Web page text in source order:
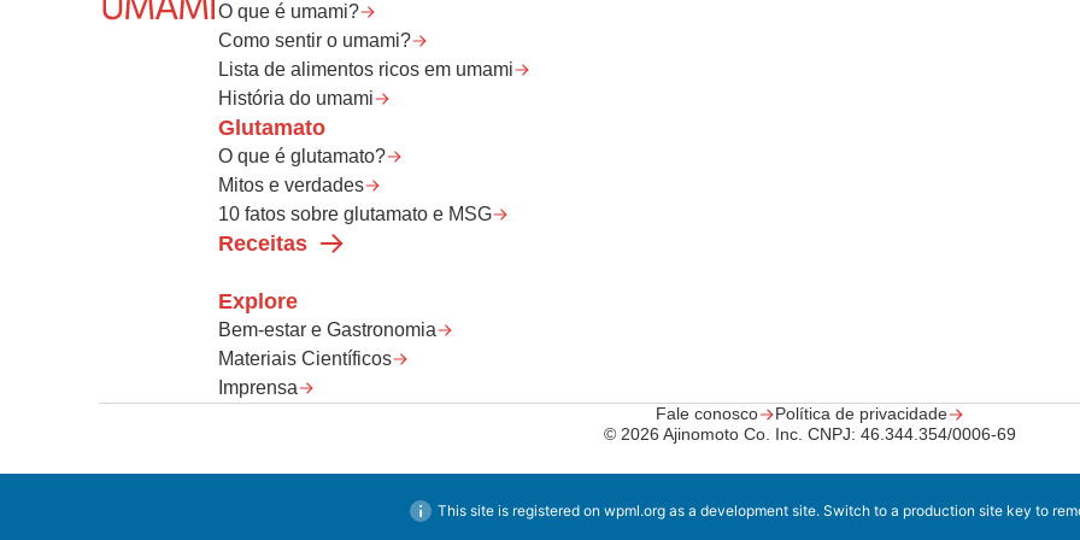
O que é umami?
Como sentir o umami?
Lista de alimentos ricos em umami
História do umami
Glutamato
O que é glutamato?
Mitos e verdades
10 fatos sobre glutamato e MSG
Receitas
Explore
Bem-estar e Gastronomia
Materiais Científicos
Imprensa
Fale conosco
Política de privacidade
© 2026 Ajinomoto Co. Inc. CNPJ: 46.344.354/0006-69
This site is registered on wpml.orgas a development site. Switch to a production site key to